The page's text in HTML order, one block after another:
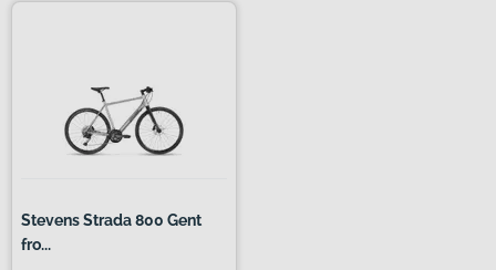
Stevens Strada 800 Gent
fro...